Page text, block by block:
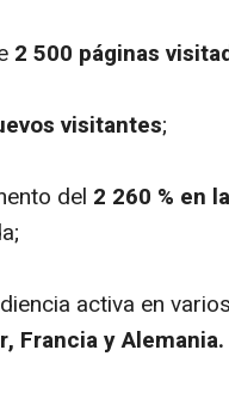
2 500 páginas
visitantes;
del 2 260 % en
activa en
Francia y Alemania.